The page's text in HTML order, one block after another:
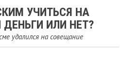
УЧИТЬСЯ НА
ИЛИ НЕТ?
удалился на совещание